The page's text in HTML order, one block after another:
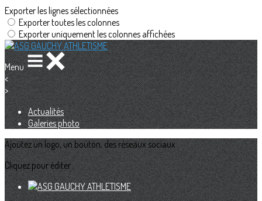
Exporter les lignes sélectionnées
Exporter toutes les colonnes
Exporter uniquement les colonnes affichées
Menu
<
>
Actualités
Galeries photo
Ajoutez un logo, un bouton, des réseaux sociaux
Cliquez pour éditer